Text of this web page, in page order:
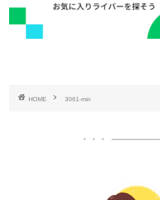
HOME 3061-min